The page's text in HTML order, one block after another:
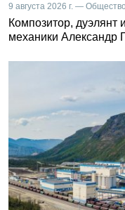
9 августа 2026 г. — Общество
Композитор, дуэлянт
механики Александр